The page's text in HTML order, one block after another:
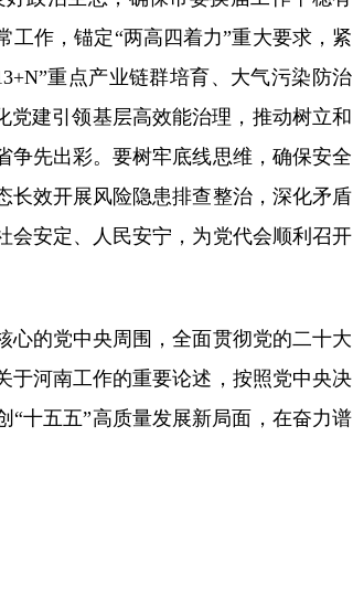
作，锚定“两高四着力”重大要求，紧
重点产业链群培育、大气污染防治
党建引领基层高效能治理，推动树立和
争先出彩。要树牢底线思维，确保安全
长效开展风险隐患排查整治，深化矛盾
会安定、人民安宁，为党代会顺利召开
心的党中央周围，全面贯彻党的二十大
于河南工作的重要论述，按照党中央决
十五五”高质量发展新局面，在奋力谱